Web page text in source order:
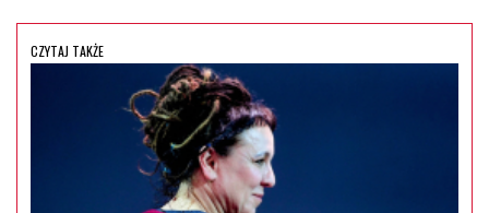
CZYTAJ TAKŻE